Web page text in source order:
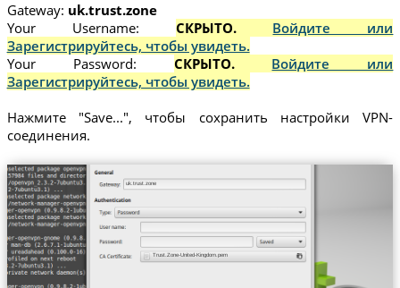
Gateway: uk.trust.zone
Your Username: СКРЫТО. Войдите или
Зарегистрируйтесь, чтобы увидеть.
Your Password: СКРЫТО. Войдите или
Зарегистрируйтесь, чтобы увидеть.
Нажмите "Save...", чтобы сохранить настройки VPN-
соединения.
uk.trust.zone
Trust.Zone-United-Kingdom.pem